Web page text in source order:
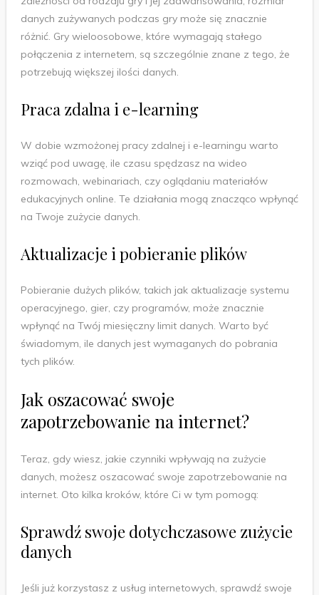
danych zużywanych podczas gry może się znacznie
różnić. Gry wieloosobowe, które wymagają stałego
połączenia z internetem, są szczególnie znane z tego, że
potrzebują większej ilości danych.
Praca zdalna i e-learning
W dobie wzmożonej pracy zdalnej i e-learningu warto
wziąć pod uwagę, ile czasu spędzasz na wideo
rozmowach, webinariach, czy oglądaniu materiałów
edukacyjnych online. Te działania mogą znacząco wpłynąć
na Twoje zużycie danych.
Aktualizacje i pobieranie plików
Pobieranie dużych plików, takich jak aktualizacje systemu
operacyjnego, gier, czy programów, może znacznie
wpłynąć na Twój miesięczny limit danych. Warto być
świadomym, ile danych jest wymaganych do pobrania
tych plików.
Jak oszacować swoje
zapotrzebowanie na internet?
Teraz, gdy wiesz, jakie czynniki wpływają na zużycie
danych, możesz oszacować swoje zapotrzebowanie na
internet. Oto kilka kroków, które Ci w tym pomogą:
Sprawdź swoje dotychczasowe zużycie
danych
Jeśli już korzystasz z usług internetowych, sprawdź swoje